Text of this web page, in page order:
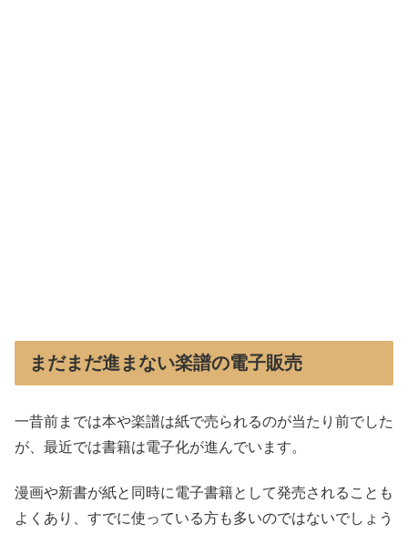
まだまだ進まない楽譜の電子販売
一昔前までは本や楽譜は紙で売られるのが当たり前でした
が、最近では書籍は電子化が進んでいます。
漫画や新書が紙と同時に電子書籍として発売されることも
よくあり、すでに使っている方も多いのではないでしょう